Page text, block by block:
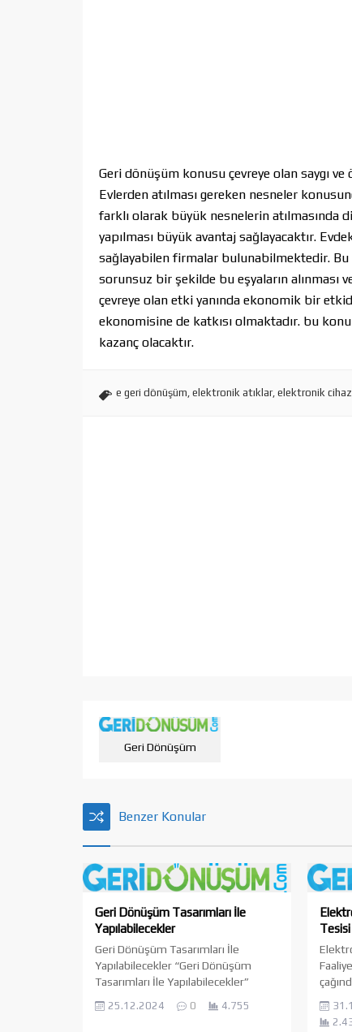
Geri dönüşüm konusu çevreye olan saygı
Evlerden atılması gereken nesneler
farklı olarak büyük nesnelerin atılmasında
yapılması büyük avantaj sağlayacaktır.
sağlayabilen firmalar bulunabilmektedir. Bu
sorunsuz bir şekilde bu eşyaların
çevreye olan etki yanında ekonomik bir
ekonomisine de katkısı olmaktadır. bu
kazanç olacaktır.
e geri dönüşüm, elektronik atıklar, elektronik
Geri Dönüşüm
Benzer Konular
Geri Dönüşüm Tasarımları İle
Yapılabilecekler
Geri Dönüşüm Tasarımları İle
Yapılabilecekler “Geri Dönüşüm
Tasarımları İle Yapılabilecekler”
konusuna odaklanmak,
sürdürülebilirlik ve çevre dostu
25.12.2024 0 4.755